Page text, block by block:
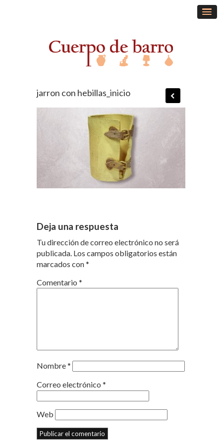
jarron con hebillas_inicio
Deja una respuesta
Tu dirección de correo electrónico no será
publicada. Los campos obligatorios están
marcados con*
Comentario *
Nombre*
Correo electrónico *
Web